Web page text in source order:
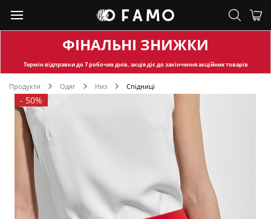
ФІНАЛЬНІ ЗНИЖКИ
Термін відправкидо 7 робочих днів, акція діє до закінчення акційних товарів
Продукти Одяг Низ Спідниці
- 50%